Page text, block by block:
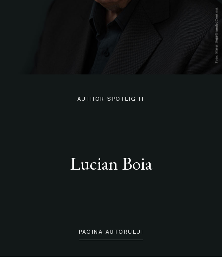
AUTHOR SPOTLIGHT
Lucian Boia
PAGINA AUTORULUI